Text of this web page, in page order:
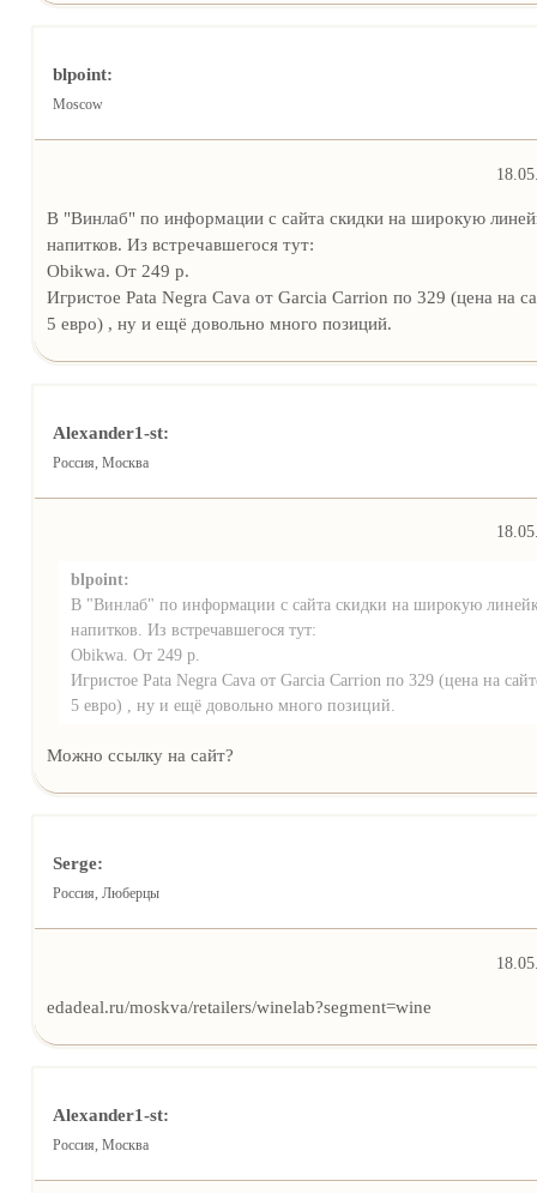
blpoint:
Moscow
В "Винлаб" по информации с сайта скидки на широкую
напитков. Из встречавшегося тут:
Obikwa. От 249 р.
Игристое Pata Negra Cava от Garcia Carrion по 329 (цена на
5 евро) , ну и ещё довольно много позиций.
Alexander1-st:
Россия, Москва
blpoint:
В "Винлаб" по информации с сайта скидки на широкую
напитков. Из встречавшегося тут:
Obikwa. От 249 р.
Игристое Pata Negra Cava от Garcia Carrion по 329 (цена на
5 евро) , ну и ещё довольно много позиций.
Можно ссылку на сайт?
Serge:
Россия, Люберцы
edadeal.ru/moskva/retailers/winelab?segment=wine
Alexander1-st:
Россия, Москва